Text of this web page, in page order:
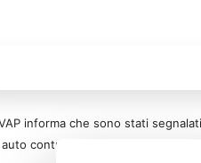
informa che sono stati
auto contraffatte riportanti la